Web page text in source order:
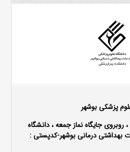
پزشکی بوشهر
جایگاه نماز جمعه ، دانشگاه
بهداشتی درمانی بوشهر-کدپستی :